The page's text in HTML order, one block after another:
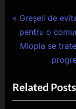
Navigare
în
articole
P
r
e
o
u
Greșeli de
pentru o
N
t
P
Miopia se
Related Posts